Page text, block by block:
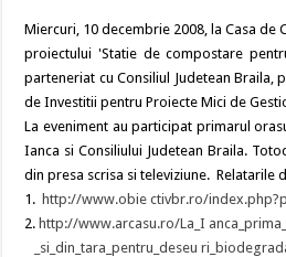
Miercuri, 10 decembrie 2008, la Casa
proiectului 'Statie de compostare
parteneriat cu Consiliul Judetean Braila,
de Investitii pentru Proiecte Mici de
La eveniment au participat primarul
Ianca si Consiliului Judetean Braila.
din presa scrisa si televiziune.
1. http://www.obie ctivbr.ro/index.php?
2. http://www.arcasu.ro/La_I
_si_din_tara_pentru_deseu